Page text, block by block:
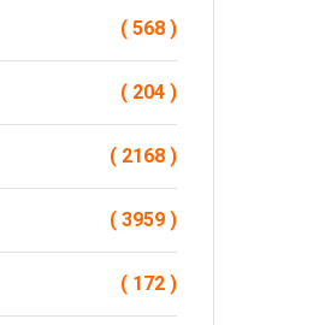
( 568 )
( 204 )
( 2168 )
( 3959 )
( 172 )